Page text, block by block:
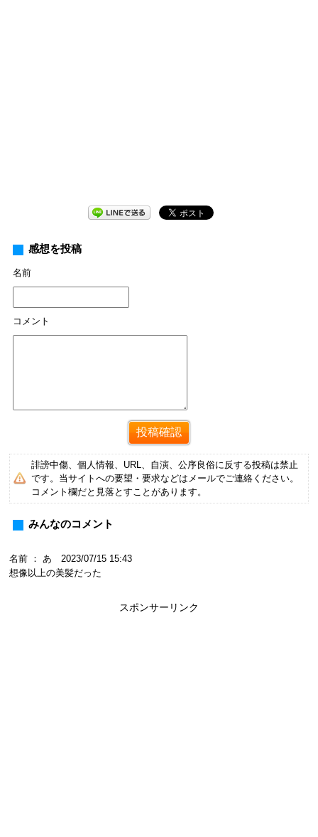
感想を投稿
名前
コメント
誹謗中傷、個人情報、URL、自演、公序良俗に反する投稿は禁止
です。当サイトへの要望・要求などはメールでご連絡ください。
コメント欄だと見落とすことがあります。
みんなのコメント
名前 ： あ 2023/07/15 15:43
想像以上の美髪だった
スポンサーリンク